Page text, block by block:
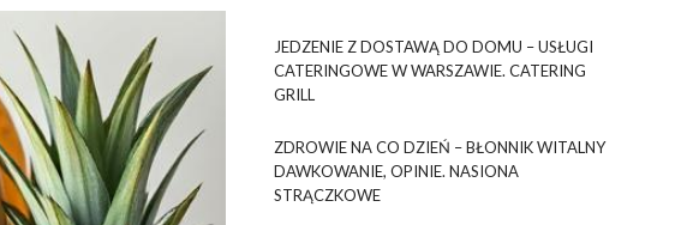
JEDZENIE Z DOSTAWĄ DO DOMU – USŁUGI
CATERINGOWE W WARSZAWIE. CATERING
GRILL
ZDROWIE NA CO DZIEŃ – BŁONNIK WITALNY
DAWKOWANIE, OPINIE. NASIONA
STRĄCZKOWE